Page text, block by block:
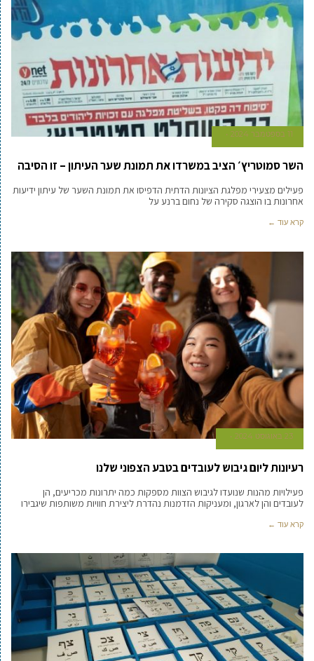
11 בספטמבר 2024
השר סמוטריץ׳ הציב במשרדו את תמונת שער העיתון – זו הסיבה
פעילים מצעירי מפלגת הציונות הדתית הדפיסו את תמונת השער של עיתון ידיעות
אחרונות בו הוצגה סקירה של נחום ברנע על
קרא עוד ←
23 באוגוסט 2024
רעיונות ליום גיבוש לעובדים בטבע הצפוני שלנו
פעילויות מהנות שנועדו לגיבוש הצוות מספקות כמה יתרונות מכריעים, הן
לעובדים והן לארגון, ומעניקות הזדמנות נהדרת ליצירת חוויות משותפות שיגבירו
קרא עוד ←